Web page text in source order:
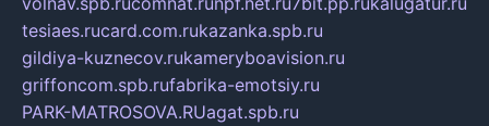
tesiaes.rucard.com.rukazanka.spb.ru
gildiya-kuznecov.rukameryboavision.ru
griffoncom.spb.rufabrika-emotsiy.ru
PARK-MATROSOVA.RUagat.spb.ru